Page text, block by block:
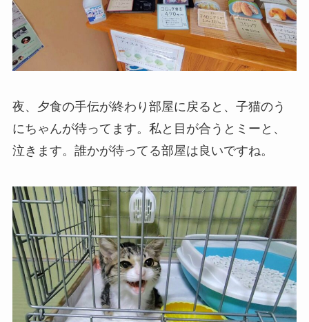
夜、夕食の手伝が終わり部屋に戻ると、子猫のう
にちゃんが待ってます。私と目が合うとミーと、
泣きます。誰かが待ってる部屋は良いですね。